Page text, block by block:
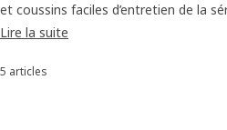
et coussins faciles d’entretien de la
dans de nombreuses variantes,
Lire la suite
Trier et filtrer
5 articles